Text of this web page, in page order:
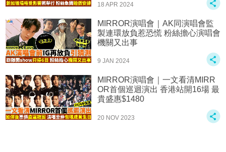
18 APR 2024
MIRROR演唱會｜AK同演唱會監
製連環放負惹恐慌 粉絲擔心演唱會
機關又出事
9 JAN 2024
MIRROR演唱會｜一文看清MIRR
OR首個巡迴演出 香港站開16場 最
貴盛惠$1480
20 NOV 2023